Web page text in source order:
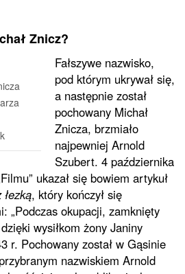
Znicz?
Fałszywe nazwisko,
pod którym ukrywał się,
a następnie został
pochowany Michał
Znicza, brzmiało
najpewniej Arnold
Szubert. 4 października
ukazał się bowiem artykuł
, który kończył się
„Podczas okupacji, zamknięty
wysiłkom żony Janiny
r. Pochowany został w Gąsinie
nazwiskiem Arnold